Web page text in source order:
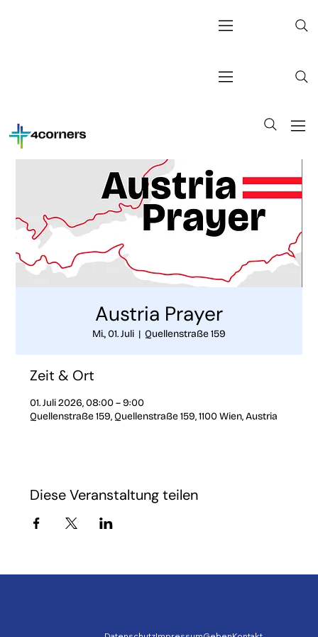
Austria Prayer
Mi., 01. Juli
  |
Quellenstraße 159
Zeit & Ort
01. Juli 2026, 08:00 – 9:00
Quellenstraße 159, Quellenstraße 159, 1100 Wien, Austria
Diese Veranstaltung teilen